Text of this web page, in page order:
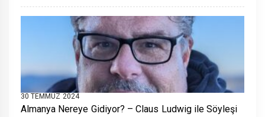
30 TEMMUZ 2024
Almanya Nereye Gidiyor? – Claus Ludwig ile Söyleşi